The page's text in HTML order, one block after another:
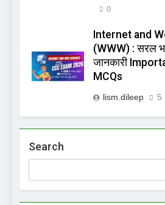
0
Internet and
(WWW) : सरल
जानकारी
MCQs
lism.dileep 5
Search